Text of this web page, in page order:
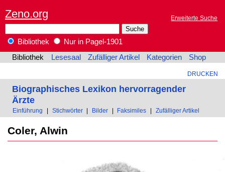
Zeno.org Erweiterte Suche
Bibliothek
Nur in Pagel-1901
Bibliothek
Lesesaal Zufälliger Artikel Kategorien Shop
DRUCKEN
Biographisches Lexikon hervorragender
Ärzte
Einführung Stichwörter Bilder Faksimiles Zufälliger Artikel
Coler, Alwin